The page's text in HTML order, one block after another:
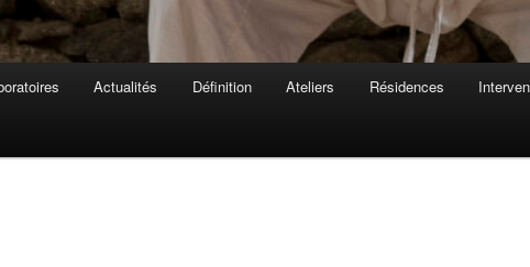
Actualités Définition Ateliers Résidences